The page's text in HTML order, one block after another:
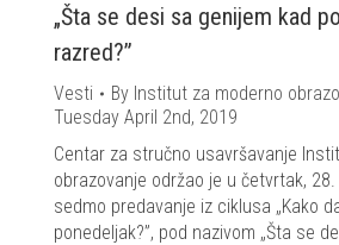
„Šta se desi sa genijem kad
razred?”
Vesti By Institut za moderno
Tuesday April 2nd, 2019
Centar za stručno usavršavanje
obrazovanje održao je u četvrtak,
sedmo predavanje iz ciklusa „Kako
ponedeljak?”, pod nazivom „Šta se